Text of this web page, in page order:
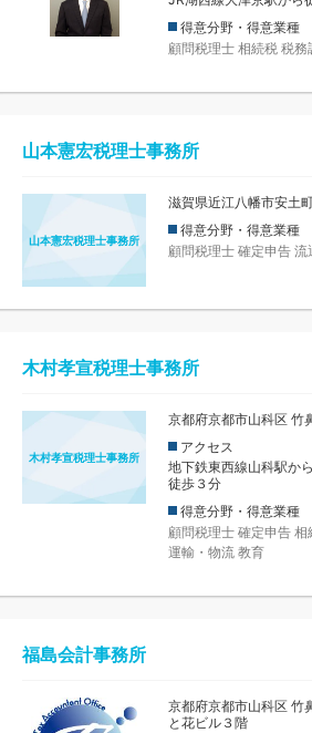
得意分野・得意業種
顧問税理士 相続税 税務
山本憲宏税理士事務所
山本憲宏税理士事務所
滋賀県近江八幡市安土
得意分野・得意業種
顧問税理士 確定申告 流
木村孝宣税理士事務所
木村孝宣税理士事務所
京都府京都市山科区 竹
アクセス
地下鉄東西線山科駅か
徒歩３分
得意分野・得意業種
顧問税理士 確定申告 相
運輸・物流 教育
福島会計事務所
京都府京都市山科区
と花ビル３階